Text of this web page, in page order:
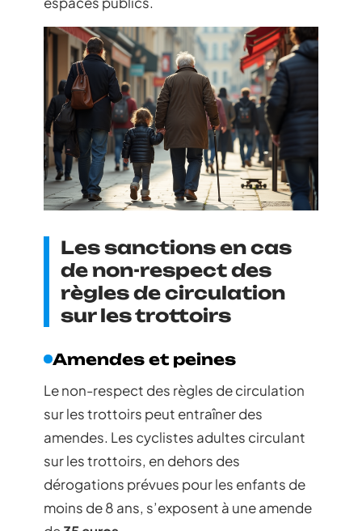
Les sanctions en cas
de non-respect des
règles de circulation
sur les trottoirs
Amendes et peines
Le non-respect des règles de circulation
sur les trottoirs peut entraîner des
amendes. Les cyclistes adultes circulant
sur les trottoirs, en dehors des
dérogations prévues pour les enfants de
moins de 8 ans, s’exposent à une amende